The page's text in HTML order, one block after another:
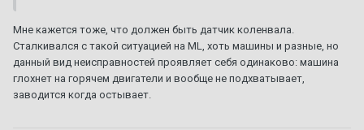
Мне кажется тоже, что должен быть датчик коленвала.
Сталкивался с такой ситуацией на ML, хоть машины и разные, но
данный вид неисправностей проявляет себя одинаково: машина
глохнет на горячем двигатели и вообще не подхватывает,
заводится когда остывает.